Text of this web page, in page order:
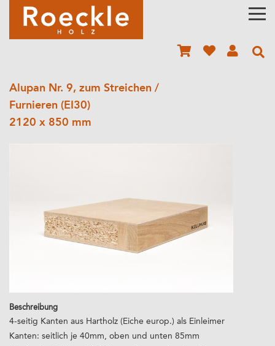
Alupan Nr. 9, zum Streichen /
Furnieren (EI30)
2120 x 850 mm
Beschreibung
4-seitig Kanten aus Hartholz (Eiche europ.) als Einleimer
Kanten: seitlich je 40mm, oben und unten 85mm